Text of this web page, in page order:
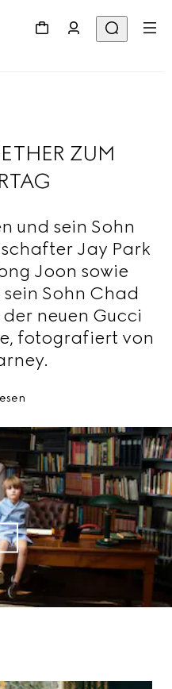
ZUM
und sein Sohn
Jay Park
Joon sowie
Sohn Chad
neuen Gucci
fotografiert von